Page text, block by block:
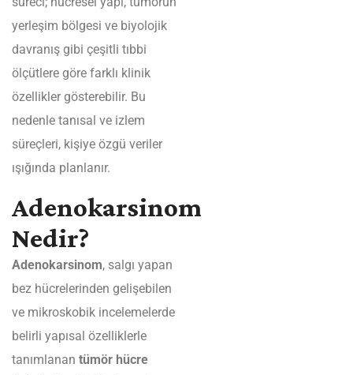
yerleşim bölgesi ve biyolojik
davranış gibi çeşitli tıbbi
ölçütlere göre farklı klinik
özellikler gösterebilir. Bu
nedenle tanısal ve izlem
süreçleri, kişiye özgü veriler
ışığında planlanır.
Adenokarsinom
Nedir?
Adenokarsinom, salgı yapan
bez hücrelerinden gelişebilen
ve mikroskobik incelemelerde
belirli yapısal özelliklerle
tanımlanan tümör hücre